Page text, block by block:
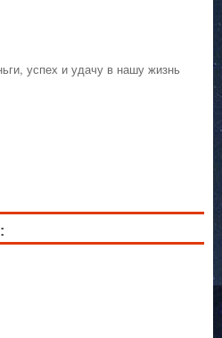
успех и удачу в нашу жизнь